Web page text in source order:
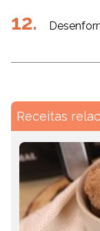
Receitas